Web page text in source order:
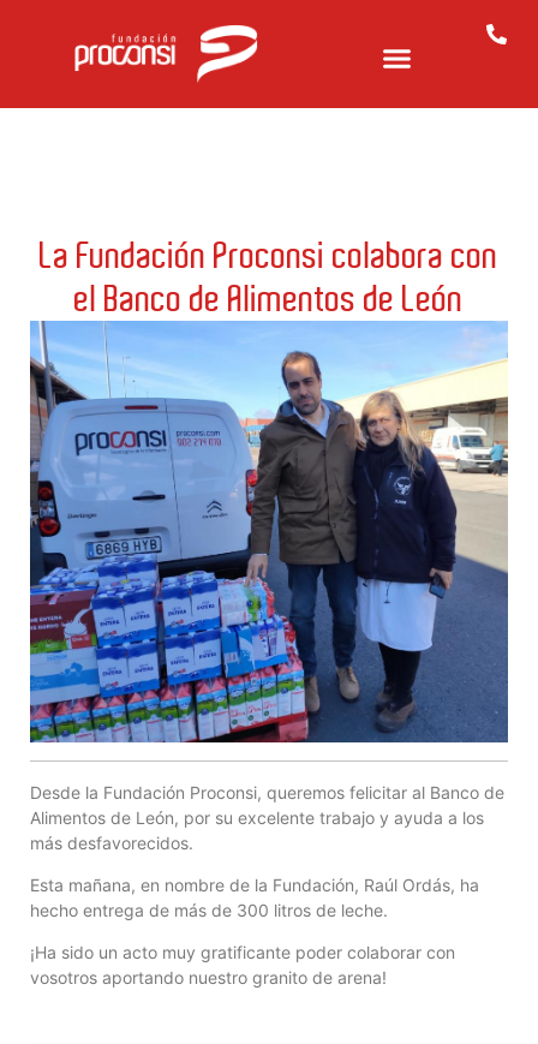
La Fundación Proconsi colabora con
el Banco de Alimentos de León
Desde la Fundación Proconsi, queremos felicitar al Banco de
Alimentos de León, por su excelente trabajo y ayuda a los
más desfavorecidos.
Esta mañana, en nombre de la Fundación, Raúl Ordás, ha
hecho entrega de más de 300 litros de leche.
¡Ha sido un acto muy gratificante poder colaborar con
vosotros aportando nuestro granito de arena!